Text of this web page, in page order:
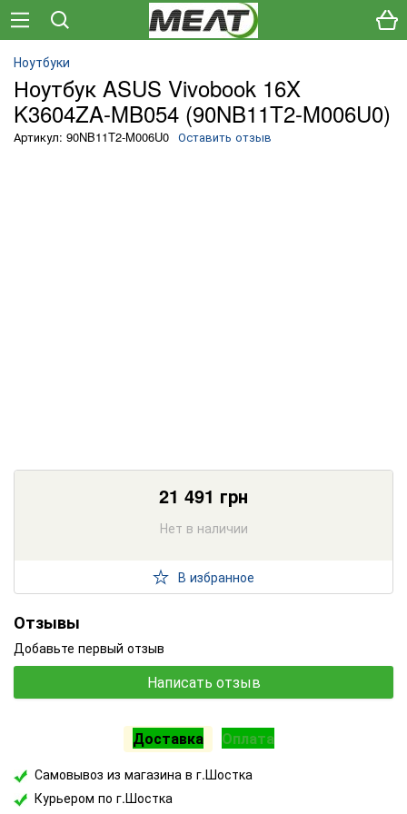
Ноутбуки
Ноутбук ASUS Vivobook 16X
K3604ZA-MB054 (90NB11T2-M006U0)
Артикул: 90NB11T2-M006U0 Оставить отзыв
21 491 грн
Нет в наличии
В избранное
Отзывы
Добавьте первый отзыв
Написать отзыв
Доставка Оплата
Самовывоз из магазина в г.Шостка
Курьером по г.Шостка